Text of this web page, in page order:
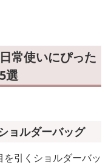
常使いにぴった
選
ョルダーバッグ
引くショルダーバッ